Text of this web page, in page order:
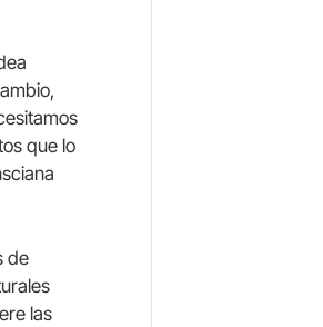
que lo
de
las